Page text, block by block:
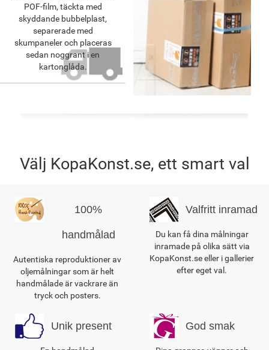
POF-film, täckta med
skyddande bubbelplast,
separerade med
skumpaneler och placeras
sedan noggrant i en
kartonglåda.
Välj KopaKonst.se, ett smart val
100%
handmålad
Autentiska reproduktioner av
oljemålningar som är helt
handmålade är vackrare än
tryck och posters.
Valfritt inramad
Du kan få dina målningar
inramade på olika sätt via
KopaKonst.se eller i gallerier
efter eget val.
Unik present God smak